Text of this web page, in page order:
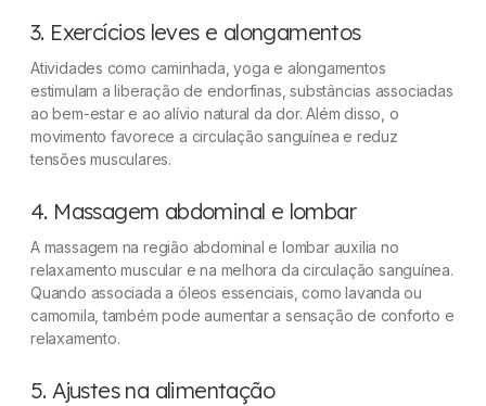
3. Exercícios leves e alongamentos
Atividades como caminhada, yoga e alongamentos
estimulam a liberação de endorfinas, substâncias associadas
ao bem-estar e ao alívio natural da dor. Além disso, o
movimento favorece a circulação sanguínea e reduz
tensões musculares.
4. Massagem abdominal e lombar
A massagem na região abdominal e lombar auxilia no
relaxamento muscular e na melhora da circulação sanguínea.
Quando associada a óleos essenciais, como lavanda ou
camomila, também pode aumentar a sensação de conforto e
relaxamento.
5. Ajustes na alimentação